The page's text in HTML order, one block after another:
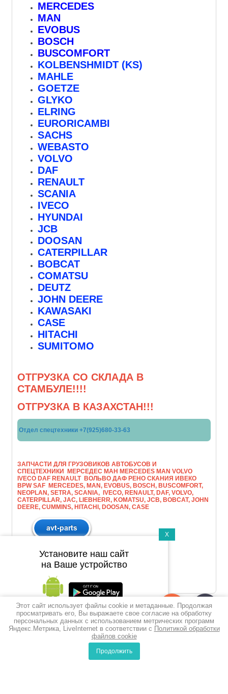
Корзина
0
MERCEDES
MAN
EVOBUS
BOSCH
BUSCOMFORT
KOLBENSHMIDT (KS)
MAHLE
GOETZE
GLYKO
ELRING
EURORICAMBI
SACHS
WEBASTO
VOLVO
DAF
RENAULT
SCANIA
IVECO
HYUNDAI
JCB
DOOSAN
CATERPILLAR
BOBCAT
COMATSU
DEUTZ
JOHN DEERE
KAWASAKI
CASE
HITACHI
SUMITOMO
ОТГРУЗКА СО СКЛАДА В
СТАМБУЛЕ!!!!
ОТГРУЗКА В КАЗАХСТАН!!!
Отдел спецтехники +7(925)680-33-63
ЗАПЧАСТИ ДЛЯ ГРУЗОВИКОВ АВТОБУСОВ И
СПЕЦТЕХНИКИ МЕРСЕДЕС МАН МERCEDES MAN VOLVO
IVECO DAF RENAULT ВОЛЬВО ДАФ РЕНО СКАНИЯ ИВЕКО
BPW SAF MERCEDES, MAN, EVOBUS, BOSCH, BUSCOMFORT,
NEOPLAN, SETRA, SCANIA, IVECO, RENAULT, DAF, VOLVO,
CATERPILLAR, JAC, LIEBHERR, KOMATSU, JCB, BOBCAT, JOHN
DEERE, CUMMINS, HITACHI, DOOSAN, CASE
Этот сайт использует файлы cookie и метаданные. Продолжая
просматривать его, Вы выражаете свое согласие на обработку
персональных данных с использованием метрических программ
Яндекс.Метрика, LiveInternet в соответствии с Политикой обработки
файлов cookie
Продолжить
X
Установите наш сайт
на Ваше устройство
Подпишитесь на рассылку
push-уведомлений
Подписаться